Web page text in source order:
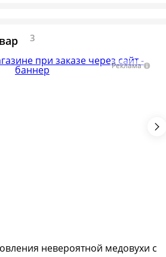
3
Реклама
невероятной медовухи с